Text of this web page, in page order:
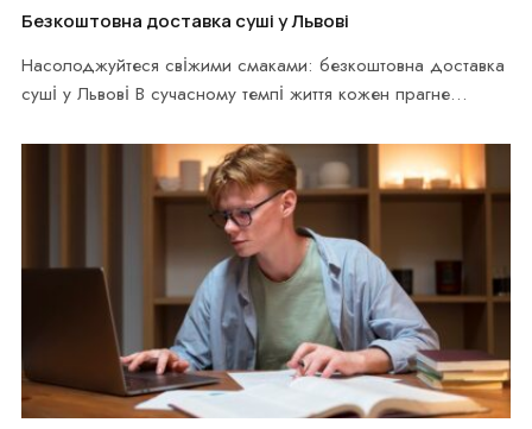
Безкоштовна доставка суші у Львові
Насолоджуйтеся свіжими смаками: безкоштовна доставка
суші у Львові В сучасному темпі життя кожен прагне